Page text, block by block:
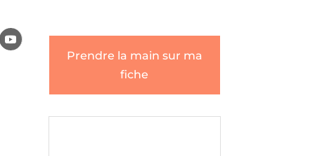
Prendre la main sur ma
fiche